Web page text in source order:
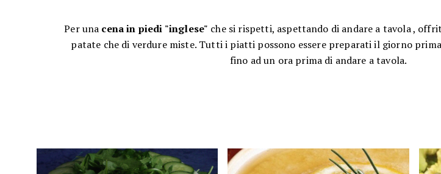
Per una cena in piedi "inglese" che si rispetti, aspettando di andare a tavola ,
patate che di verdure miste. Tutti i piatti possono essere preparati il giorno
fino ad un ora prima di andare a tavola.